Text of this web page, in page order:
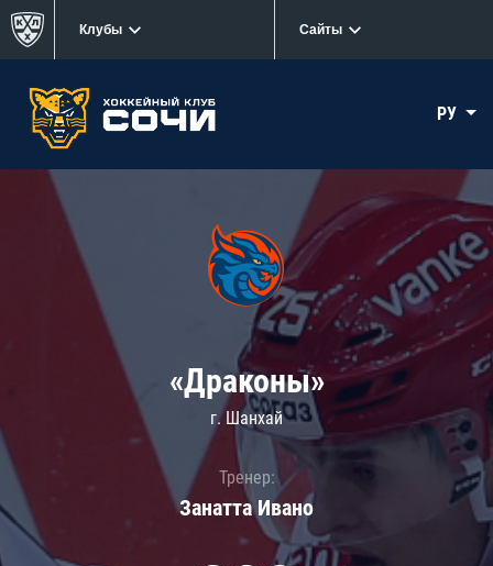
Клубы Сайты
РУ
«Драконы»
г. Шанхай
Тренер:
Занатта Иванo